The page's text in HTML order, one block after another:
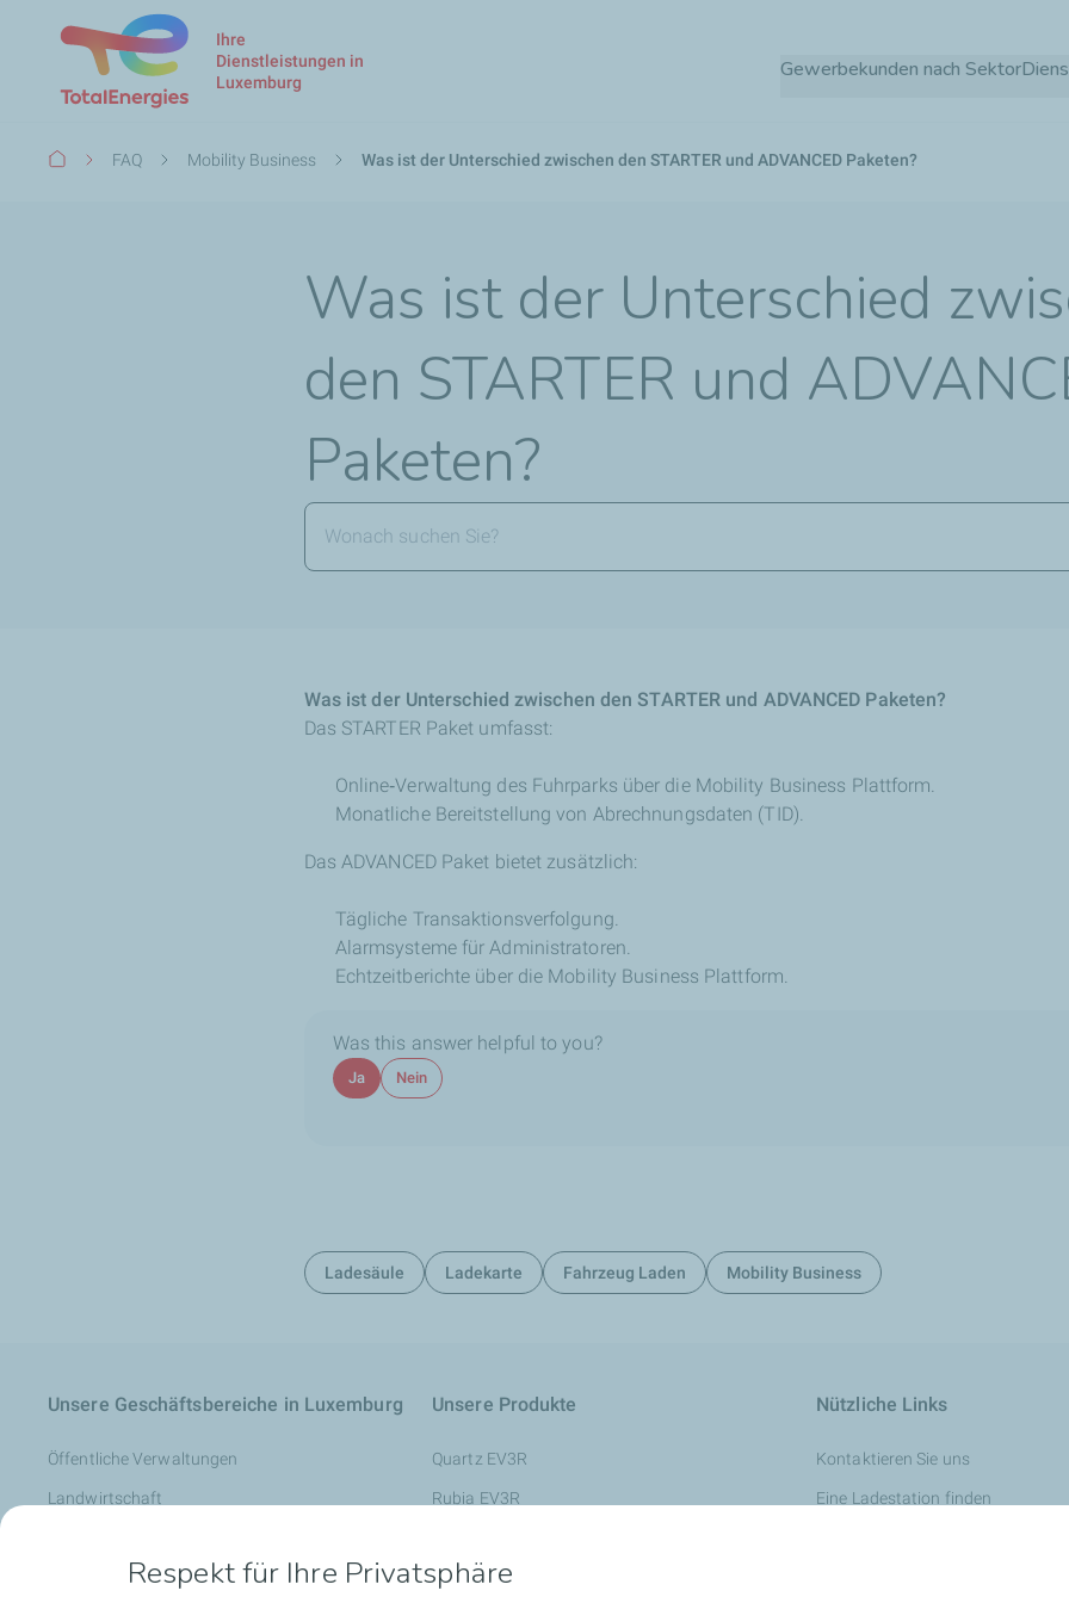
zum
Ihre
Dienstleistungen in
Luxemburg
Gewerbekunden nach Sektor
Pfadnavigation
FAQ Mobility Business Was ist der Unterschied zwischen den STARTER und ADVANCED Paketen?
Was ist der Unterschied
den STARTER und
Paketen?
Was ist der Unterschied zwischen den STARTER und ADVANCED Paketen?
Das STARTER Paket umfasst:
Online‑Verwaltung des Fuhrparks über die Mobility Business Plattform.
Monatliche Bereitstellung von Abrechnungsdaten (TID).
Das ADVANCED Paket bietet zusätzlich:
Tägliche Transaktionsverfolgung.
Alarmsysteme für Administratoren.
Echtzeitberichte über die Mobility Business Plattform.
Was this answer helpful to you?
Ja Nein
Ladesäule Ladekarte Fahrzeug Laden Mobility Business
Unsere Geschäftsbereiche in Luxemburg
Öffentliche Verwaltungen
Landwirtschaft
Werkstätten
Unsere Produkte
Quartz EV3R
Rubia EV3R
Schmierstoffe für Turbinen
Nützliche Links
Kontaktieren Sie uns
Eine Ladestation finden
Respekt für Ihre Privatsphäre